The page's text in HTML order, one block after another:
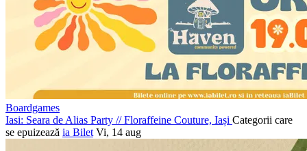
Boardgames
Iasi: Seara de Alias Party //Floraffeine Couture, Iași Categorii care
se epuizează ia Bilet Vi, 14 aug